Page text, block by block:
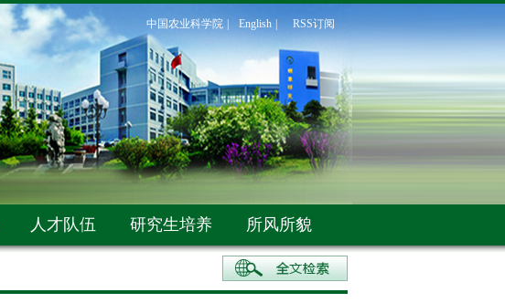
人才队伍 研究生培养 所风所貌
中国农业科学院 English RSS订阅